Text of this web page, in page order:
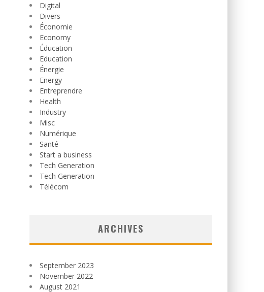
Digital
Divers
Économie
Economy
Éducation
Education
Énergie
Energy
Entreprendre
Health
Industry
Misc
Numérique
Santé
Start a business
Tech Generation
Tech Generation
Télécom
ARCHIVES
September 2023
November 2022
August 2021